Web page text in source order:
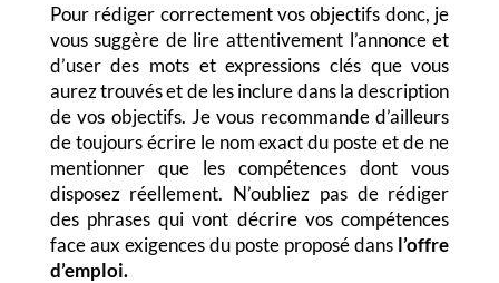
Pour rédiger correctement vos objectifs donc, je
vous suggère de lire attentivement l’annonce et
d’user des mots et expressions clés que vous
aurez trouvés et de les inclure dans la description
de vos objectifs. Je vous recommande d’ailleurs
de toujours écrire le nom exact du poste et de ne
mentionner que les compétences dont vous
disposez réellement. N’oubliez pas de rédiger
des phrases qui vont décrire vos compétences
face aux exigences du poste proposé dans l’offre
d’emploi.